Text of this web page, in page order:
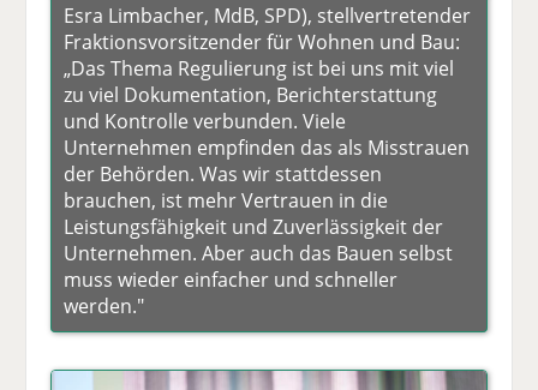
Esra Limbacher, MdB, SPD), stellvertretender
Fraktionsvorsitzender für Wohnen und Bau:
„Das Thema Regulierung ist bei uns mit viel
zu viel Dokumentation, Berichterstattung
und Kontrolle verbunden. Viele
Unternehmen empfinden das als Misstrauen
der Behörden. Was wir stattdessen
brauchen, ist mehr Vertrauen in die
Leistungsfähigkeit und Zuverlässigkeit der
Unternehmen. Aber auch das Bauen selbst
muss wieder einfacher und schneller
werden."